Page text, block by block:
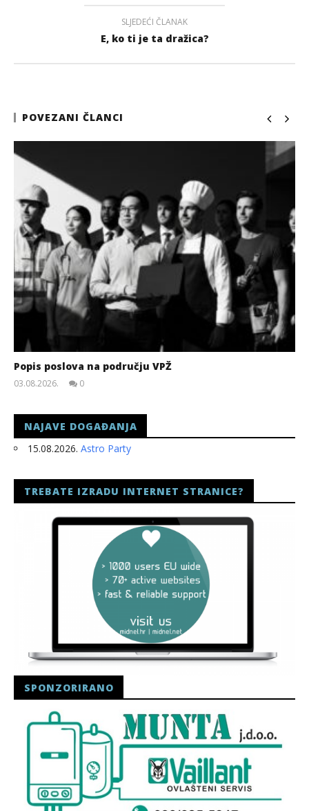
SLJEDEĆI ČLANAK
E, ko ti je ta dražica?
POVEZANI ČLANCI
Popis poslova na području VPŽ
03.08.2026.
0
NAJAVE DOGAĐANJA
15.08.2026. Astro Party
TREBATE IZRADU INTERNET STRANICE?
SPONZORIRANO